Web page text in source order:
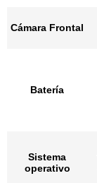
Cámara Frontal
Batería
Sistema
operativo